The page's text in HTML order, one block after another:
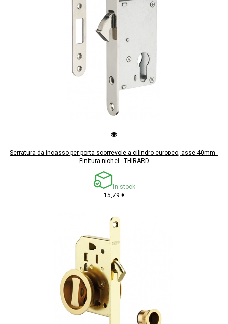
Serratura da incasso per porta scorrevole a cilindro europeo, asse 40mm -
Finitura nichel - THIRARD
In stock
15,79 €